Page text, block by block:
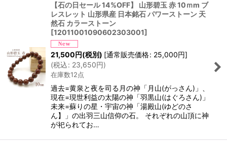
【石の日セール 14%OFF】 山形碧玉 赤 10ｍm ブ
レスレット 山形県産 日本銘石 パワーストーン 天
然石 カラーストーン
[12011001090602303001]
21,500円(税別) [通常販売価格: 25,000円]
(税込: 23,650円)
在庫数12点
過去=黄泉と夜を司る月の神「月山(がっさん)」、
現在=現世利益の太陽の神「羽黒山(はぐろさん)」
未来=蘇りの星・宇宙の神「湯殿山(ゆどのさ
ん】」の出羽三山信仰の石。 それぞれの山頂に神
が祀られてお…